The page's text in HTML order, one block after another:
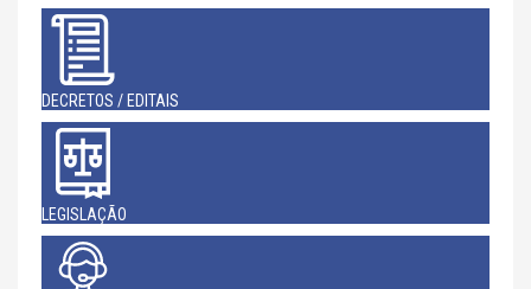
DECRETOS / EDITAIS
LEGISLAÇÃO